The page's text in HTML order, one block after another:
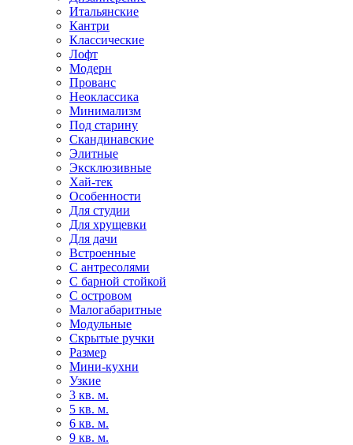
Итальянские
Кантри
Классические
Лофт
Модерн
Прованс
Неоклассика
Минимализм
Под старину
Скандинавские
Элитные
Эксклюзивные
Хай-тек
Особенности
Для студии
Для хрущевки
Для дачи
Встроенные
С антресолями
С барной стойкой
С островом
Малогабаритные
Модульные
Скрытые ручки
Размер
Мини-кухни
Узкие
3 кв. м.
5 кв. м.
6 кв. м.
9 кв. м.